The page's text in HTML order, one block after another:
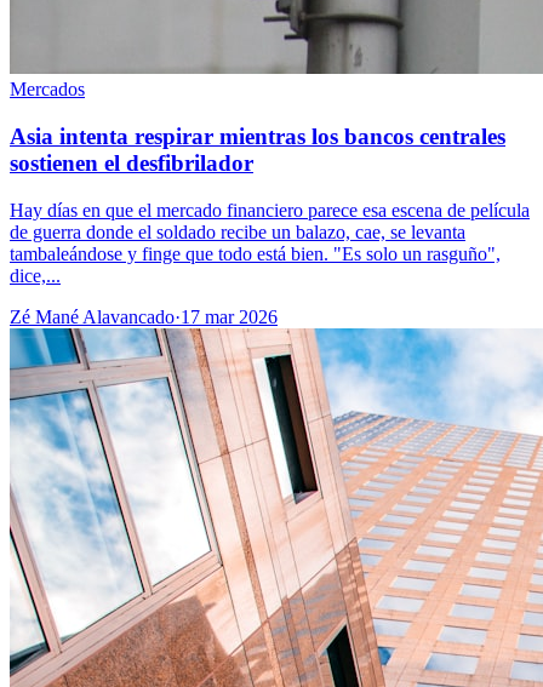
Mercados
Asia intenta respirar mientras los bancos centrales
sostienen el desfibrilador
Hay días en que el mercado financiero parece esa escena de película
de guerra donde el soldado recibe un balazo, cae, se levanta
tambaleándose y finge que todo está bien. "Es solo un rasguño",
dice,...
Zé Mané Alavancado·17 mar 2026